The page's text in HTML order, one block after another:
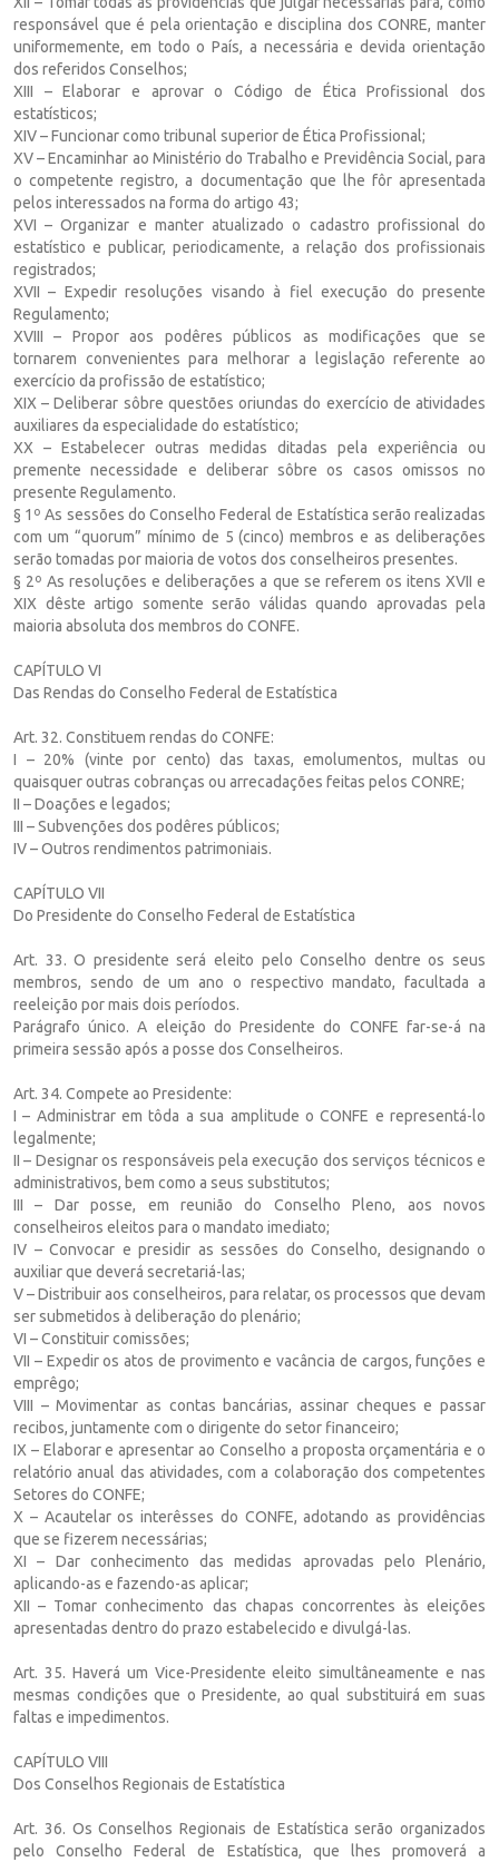
responsável que é pela orientação e disciplina dos CONRE, manter
uniformemente, em todo o País, a necessária e devida orientação
dos referidos Conselhos;
XIII – Elaborar e aprovar o Código de Ética Profissional dos
estatísticos;
XIV – Funcionar como tribunal superior de Ética Profissional;
XV – Encaminhar ao Ministério do Trabalho e Previdência Social, para
o competente registro, a documentação que lhe fôr apresentada
pelos interessados na forma do artigo 43;
XVI – Organizar e manter atualizado o cadastro profissional do
estatístico e publicar, periodicamente, a relação dos profissionais
registrados;
XVII – Expedir resoluções visando à fiel execução do presente
Regulamento;
XVIII – Propor aos podêres públicos as modificações que se
tornarem convenientes para melhorar a legislação referente ao
exercício da profissão de estatístico;
XIX – Deliberar sôbre questões oriundas do exercício de atividades
auxiliares da especialidade do estatístico;
XX – Estabelecer outras medidas ditadas pela experiência ou
premente necessidade e deliberar sôbre os casos omissos no
presente Regulamento.
§ 1º As sessões do Conselho Federal de Estatística serão realizadas
com um “quorum” mínimo de 5 (cinco) membros e as deliberações
serão tomadas por maioria de votos dos conselheiros presentes.
§ 2º As resoluções e deliberações a que se referem os itens XVII e
XIX dêste artigo somente serão válidas quando aprovadas pela
maioria absoluta dos membros do CONFE.
CAPÍTULO VI
Das Rendas do Conselho Federal de Estatística
Art. 32. Constituem rendas do CONFE:
I – 20% (vinte por cento) das taxas, emolumentos, multas ou
quaisquer outras cobranças ou arrecadações feitas pelos CONRE;
II – Doações e legados;
III – Subvenções dos podêres públicos;
IV – Outros rendimentos patrimoniais.
CAPÍTULO VII
Do Presidente do Conselho Federal de Estatística
Art. 33. O presidente será eleito pelo Conselho dentre os seus
membros, sendo de um ano o respectivo mandato, facultada a
reeleição por mais dois períodos.
Parágrafo único. A eleição do Presidente do CONFE far-se-á na
primeira sessão após a posse dos Conselheiros.
Art. 34. Compete ao Presidente:
I – Administrar em tôda a sua amplitude o CONFE e representá-lo
legalmente;
II – Designar os responsáveis pela execução dos serviços técnicos e
administrativos, bem como a seus substitutos;
III – Dar posse, em reunião do Conselho Pleno, aos novos
conselheiros eleitos para o mandato imediato;
IV – Convocar e presidir as sessões do Conselho, designando o
auxiliar que deverá secretariá-las;
V – Distribuir aos conselheiros, para relatar, os processos que devam
ser submetidos à deliberação do plenário;
VI – Constituir comissões;
VII – Expedir os atos de provimento e vacância de cargos, funções e
emprêgo;
VIII – Movimentar as contas bancárias, assinar cheques e passar
recibos, juntamente com o dirigente do setor financeiro;
IX – Elaborar e apresentar ao Conselho a proposta orçamentária e o
relatório anual das atividades, com a colaboração dos competentes
Setores do CONFE;
X – Acautelar os interêsses do CONFE, adotando as providências
que se fizerem necessárias;
XI – Dar conhecimento das medidas aprovadas pelo Plenário,
aplicando-as e fazendo-as aplicar;
XII – Tomar conhecimento das chapas concorrentes às eleições
apresentadas dentro do prazo estabelecido e divulgá-las.
Art. 35. Haverá um Vice-Presidente eleito simultâneamente e nas
mesmas condições que o Presidente, ao qual substituirá em suas
faltas e impedimentos.
CAPÍTULO VIII
Dos Conselhos Regionais de Estatística
Art. 36. Os Conselhos Regionais de Estatística serão organizados
pelo Conselho Federal de Estatística, que lhes promoverá a